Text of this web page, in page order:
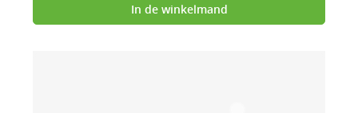
In de winkelmand